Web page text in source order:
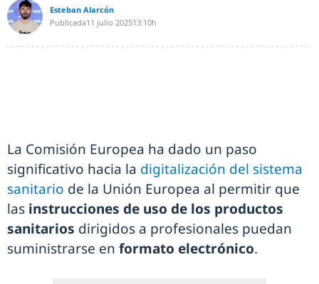
Esteban Alarcón
Publicada11 julio 202513:10h
La Comisión Europea ha dado un paso
significativo hacia la digitalización del sistema
sanitario de la Unión Europea al permitir que
las instrucciones de uso de los productos
sanitarios dirigidos a profesionales puedan
suministrarse en formato electrónico.